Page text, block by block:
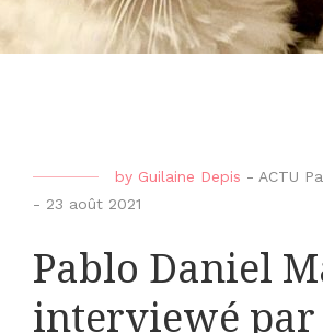
by Guilaine Depis - ACTU
- 23 août 2021
Pablo Daniel
interviewé par